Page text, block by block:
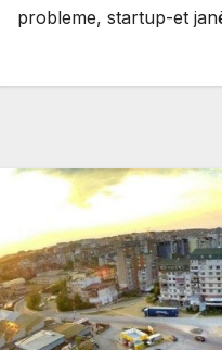
probleme, startup-et